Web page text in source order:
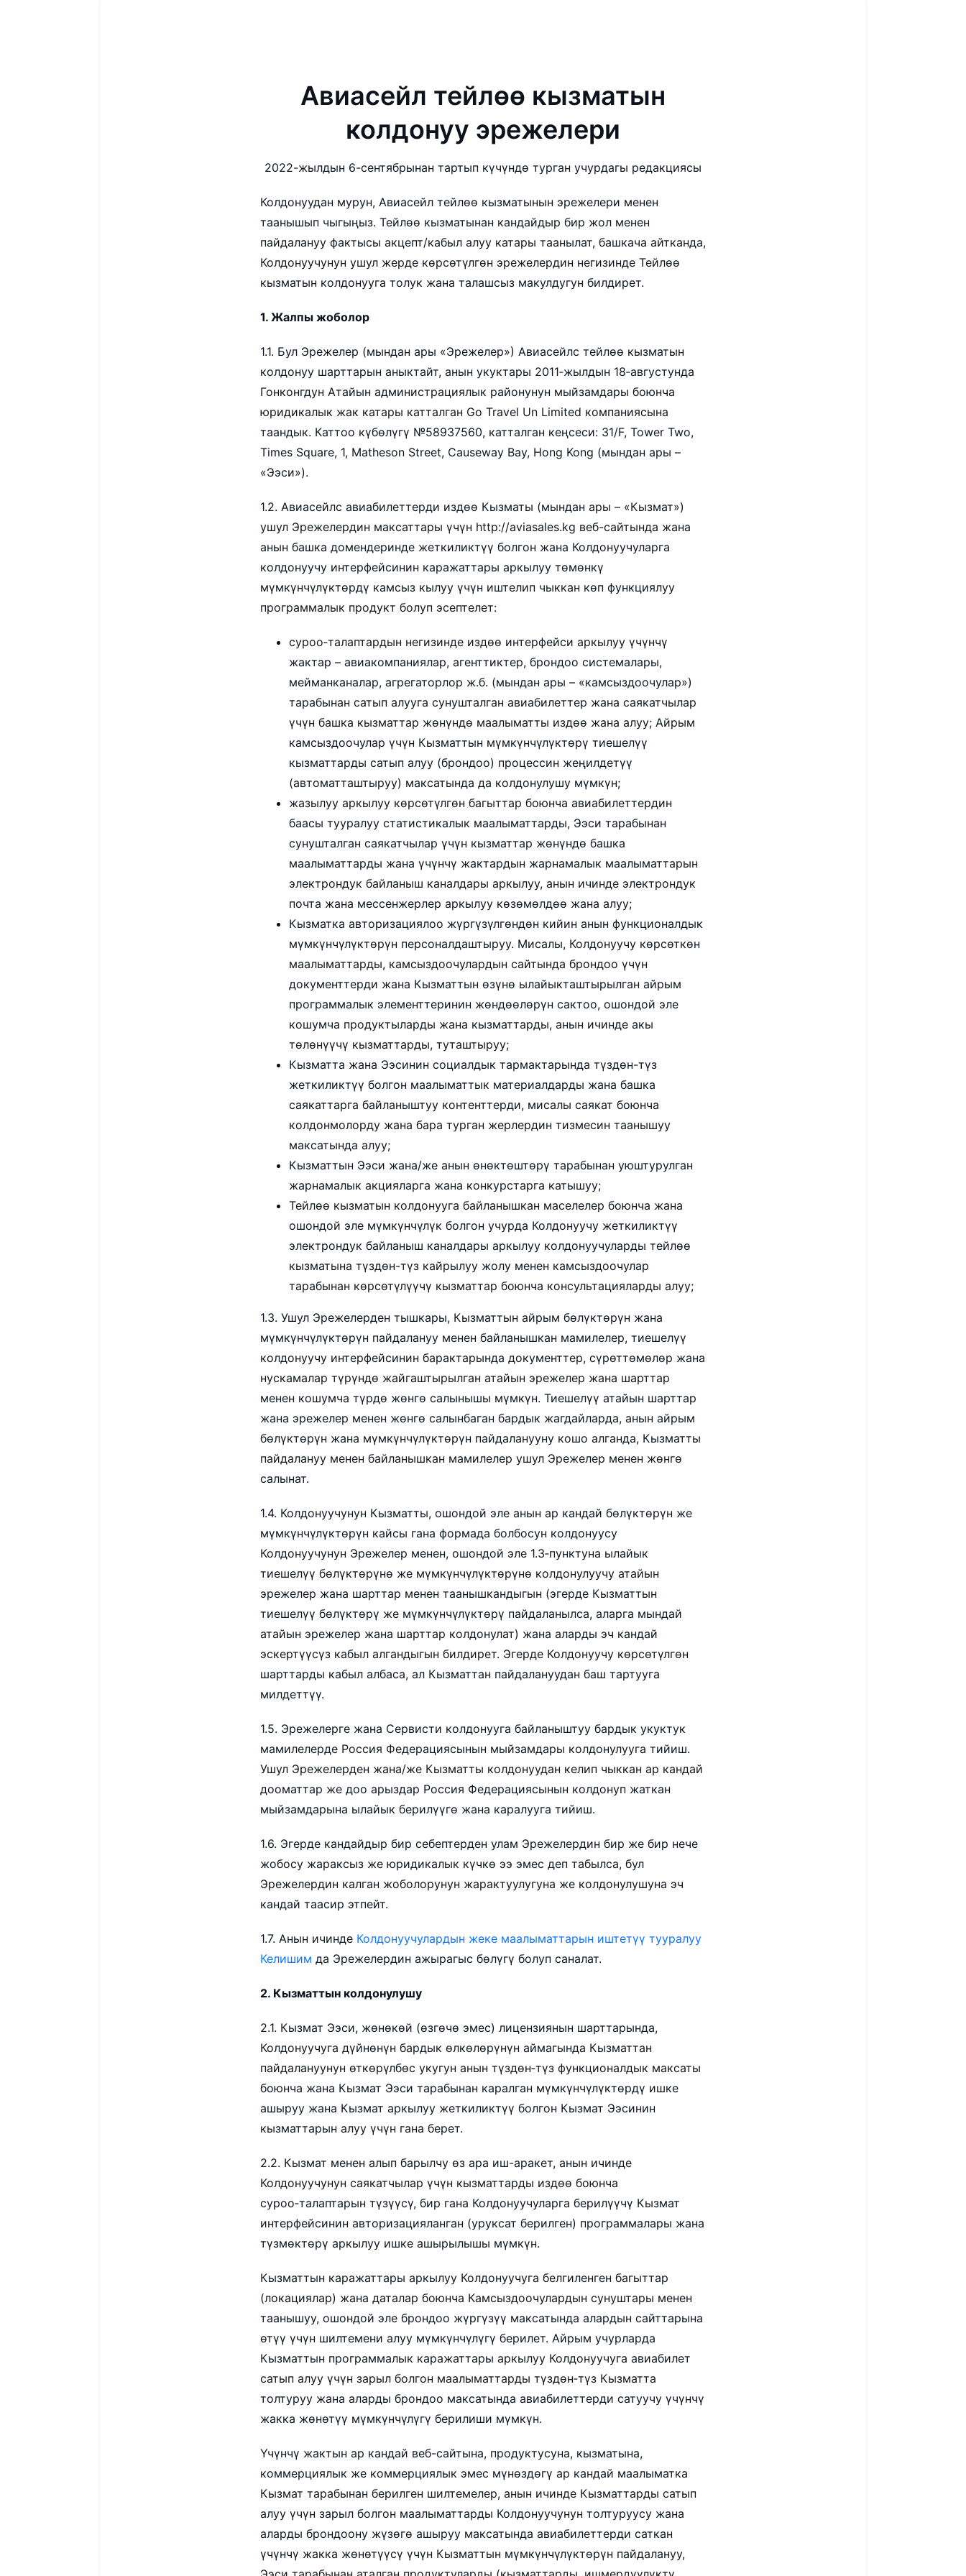
Авиасейл тейлөө кызматын
колдонуу эрежелери
2022-жылдын 6-сентябрынан тартып күчүндө турган учурдагы редакциясы
Колдонуудан мурун, Авиасейл тейлөө кызматынын эрежелери менен
таанышып чыгыңыз. Тейлөө кызматынан кандайдыр бир жол менен
пайдалануу фактысы акцепт/кабыл алуу катары таанылат, башкача айтканда,
Колдонуучунун ушул жерде көрсөтүлгөн эрежелердин негизинде Тейлөө
кызматын колдонууга толук жана талашсыз макулдугун билдирет.
1. Жалпы жоболор
1.1. Бул Эрежелер (мындан ары «Эрежелер») Авиасейлс тейлөө кызматын
колдонуу шарттарын аныктайт, анын укуктары 2011‑жылдын 18‑августунда
Гонконгдун Атайын администрациялык районунун мыйзамдары боюнча
юридикалык жак катары катталган Go Travel Un Limited компаниясына
таандык. Каттоо күбөлүгү №58937560, катталган кеңсеси: 31/F, Tower Two,
Times Square, 1, Matheson Street, Causeway Bay, Hong Kong (мындан ары –
«Ээси»).
1.2. Авиасейлс авиабилеттерди издөө Кызматы (мындан ары – «Кызмат»)
ушул Эрежелердин максаттары үчүн http://aviasales.kg веб-сайтында жана
анын башка домендеринде жеткиликтүү болгон жана Колдонуучуларга
колдонуучу интерфейсинин каражаттары аркылуу төмөнкү
мүмкүнчүлүктөрдү камсыз кылуу үчүн иштелип чыккан көп функциялуу
программалык продукт болуп эсептелет:
суроо‑талаптардын негизинде издөө интерфейси аркылуу үчүнчү
жактар – авиакомпаниялар, агенттиктер, брондоо системалары,
мейманканалар, агрегаторлор ж.б. (мындан ары – «камсыздоочулар»)
тарабынан сатып алууга сунушталган авиабилеттер жана саякатчылар
үчүн башка кызматтар жөнүндө маалыматты издөө жана алуу; Айрым
камсыздоочулар үчүн Кызматтын мүмкүнчүлүктөрү тиешелүү
кызматтарды сатып алуу (брондоо) процессин жеңилдетүү
(автоматташтыруу) максатында да колдонулушу мүмкүн;
жазылуу аркылуу көрсөтүлгөн багыттар боюнча авиабилеттердин
баасы тууралуу статистикалык маалыматтарды, Ээси тарабынан
сунушталган саякатчылар үчүн кызматтар жөнүндө башка
маалыматтарды жана үчүнчү жактардын жарнамалык маалыматтарын
электрондук байланыш каналдары аркылуу, анын ичинде электрондук
почта жана мессенжерлер аркылуу көзөмөлдөө жана алуу;
Кызматка авторизациялоо жүргүзүлгөндөн кийин анын функционалдык
мүмкүнчүлүктөрүн персоналдаштыруу. Мисалы, Колдонуучу көрсөткөн
маалыматтарды, камсыздоочулардын сайтында брондоо үчүн
документтерди жана Кызматтын өзүнө ылайыкташтырылган айрым
программалык элементтеринин жөндөөлөрүн сактоо, ошондой эле
кошумча продуктыларды жана кызматтарды, анын ичинде акы
төлөнүүчү кызматтарды, туташтыруу;
Кызматта жана Ээсинин социалдык тармактарында түздөн-түз
жеткиликтүү болгон маалыматтык материалдарды жана башка
саякаттарга байланыштуу контенттерди, мисалы саякат боюнча
колдонмолорду жана бара турган жерлердин тизмесин таанышуу
максатында алуу;
Кызматтын Ээси жана/же анын өнөктөштөрү тарабынан уюштурулган
жарнамалык акцияларга жана конкурстарга катышуу;
Тейлөө кызматын колдонууга байланышкан маселелер боюнча жана
ошондой эле мүмкүнчүлүк болгон учурда Колдонуучу жеткиликтүү
электрондук байланыш каналдары аркылуу колдонуучуларды тейлөө
кызматына түздөн-түз кайрылуу жолу менен камсыздоочулар
тарабынан көрсөтүлүүчү кызматтар боюнча консультацияларды алуу;
1.3. Ушул Эрежелерден тышкары, Кызматтын айрым бөлүктөрүн жана
мүмкүнчүлүктөрүн пайдалануу менен байланышкан мамилелер, тиешелүү
колдонуучу интерфейсинин барактарында документтер, сүрөттөмөлөр жана
нускамалар түрүндө жайгаштырылган атайын эрежелер жана шарттар
менен кошумча түрдө жөнгө салынышы мүмкүн. Тиешелүү атайын шарттар
жана эрежелер менен жөнгө салынбаган бардык жагдайларда, анын айрым
бөлүктөрүн жана мүмкүнчүлүктөрүн пайдаланууну кошо алганда, Кызматты
пайдалануу менен байланышкан мамилелер ушул Эрежелер менен жөнгө
салынат.
1.4. Колдонуучунун Кызматты, ошондой эле анын ар кандай бөлүктөрүн же
мүмкүнчүлүктөрүн кайсы гана формада болбосун колдонуусу
Колдонуучунун Эрежелер менен, ошондой эле 1.3‑пунктуна ылайык
тиешелүү бөлүктөрүнө же мүмкүнчүлүктөрүнө колдонулуучу атайын
эрежелер жана шарттар менен таанышкандыгын (эгерде Кызматтын
тиешелүү бөлүктөрү же мүмкүнчүлүктөрү пайдаланылса, аларга мындай
атайын эрежелер жана шарттар колдонулат) жана аларды эч кандай
эскертүүсүз кабыл алгандыгын билдирет. Эгерде Колдонуучу көрсөтүлгөн
шарттарды кабыл албаса, ал Кызматтан пайдалануудан баш тартууга
милдеттүү.
1.5. Эрежелерге жана Сервисти колдонууга байланыштуу бардык укуктук
мамилелерде Россия Федерациясынын мыйзамдары колдонулууга тийиш.
Ушул Эрежелерден жана/же Кызматты колдонуудан келип чыккан ар кандай
дооматтар же доо арыздар Россия Федерациясынын колдонуп жаткан
мыйзамдарына ылайык берилүүгө жана каралууга тийиш.
1.6. Эгерде кандайдыр бир себептерден улам Эрежелердин бир же бир нече
жобосу жараксыз же юридикалык күчкө ээ эмес деп табылса, бул
Эрежелердин калган жоболорунун жарактуулугуна же колдонулушуна эч
кандай таасир этпейт.
1.7. Анын ичинде Колдонуучулардын жеке маалыматтарын иштетүү тууралуу
Келишим да Эрежелердин ажырагыс бөлүгү болуп саналат.
2. Кызматтын колдонулушу
2.1. Кызмат Ээси, жөнөкөй (өзгөчө эмес) лицензиянын шарттарында,
Колдонуучуга дүйнөнүн бардык өлкөлөрүнүн аймагында Кызматтан
пайдалануунун өткөрүлбөс укугун анын түздөн‑түз функционалдык максаты
боюнча жана Кызмат Ээси тарабынан каралган мүмкүнчүлүктөрдү ишке
ашыруу жана Кызмат аркылуу жеткиликтүү болгон Кызмат Ээсинин
кызматтарын алуу үчүн гана берет.
2.2. Кызмат менен алып барылчу өз ара иш-аракет, анын ичинде
Колдонуучунун саякатчылар үчүн кызматтарды издөө боюнча
суроо‑талаптарын түзүүсү, бир гана Колдонуучуларга берилүүчү Кызмат
интерфейсинин авторизацияланган (уруксат берилген) программалары жана
түзмөктөрү аркылуу ишке ашырылышы мүмкүн.
Кызматтын каражаттары аркылуу Колдонуучуга белгиленген багыттар
(локациялар) жана даталар боюнча Камсыздоочулардын сунуштары менен
таанышуу, ошондой эле брондоо жүргүзүү максатында алардын сайттарына
өтүү үчүн шилтемени алуу мүмкүнчүлүгү берилет. Айрым учурларда
Кызматтын программалык каражаттары аркылуу Колдонуучуга авиабилет
сатып алуу үчүн зарыл болгон маалыматтарды түздөн‑түз Кызматта
толтуруу жана аларды брондоо максатында авиабилеттерди сатуучу үчүнчү
жакка жөнөтүү мүмкүнчүлүгү берилиши мүмкүн.
Үчүнчү жактын ар кандай веб-сайтына, продуктусуна, кызматына,
коммерциялык же коммерциялык эмес мүнөздөгү ар кандай маалыматка
Кызмат тарабынан берилген шилтемелер, анын ичинде Кызматтарды сатып
алуу үчүн зарыл болгон маалыматтарды Колдонуучунун толтуруусу жана
аларды брондоону жүзөгө ашыруу максатында авиабилеттерди саткан
үчүнчү жакка жөнөтүүсү үчүн Кызматтын мүмкүнчүлүктөрүн пайдалануу,